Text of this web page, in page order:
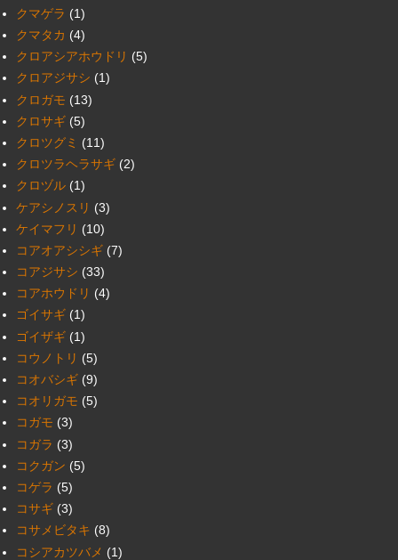
クマゲラ (1)
クマタカ (4)
クロアシアホウドリ (5)
クロアジサシ (1)
クロガモ (13)
クロサギ (5)
クロツグミ (11)
クロツラヘラサギ (2)
クロヅル (1)
ケアシノスリ (3)
ケイマフリ (10)
コアオアシシギ (7)
コアジサシ (33)
コアホウドリ (4)
ゴイサギ (1)
ゴイザギ (1)
コウノトリ (5)
コオバシギ (9)
コオリガモ (5)
コガモ (3)
コガラ (3)
コクガン (5)
コゲラ (5)
コサギ (3)
コサメビタキ (8)
コシアカツバメ (1)